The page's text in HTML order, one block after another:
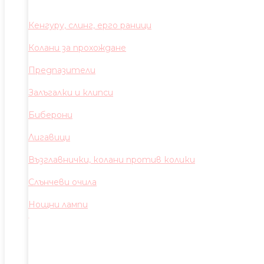
Кенгуру, слинг, ерго раници
Колани за прохождане
Предпазители
Залъгалки и клипси
Биберони
Лигавици
Възглавнички, колани против колики
Слънчеви очила
Нощни лампи